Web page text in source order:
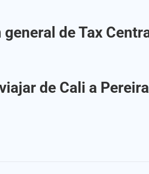
de Tax
de Cali a